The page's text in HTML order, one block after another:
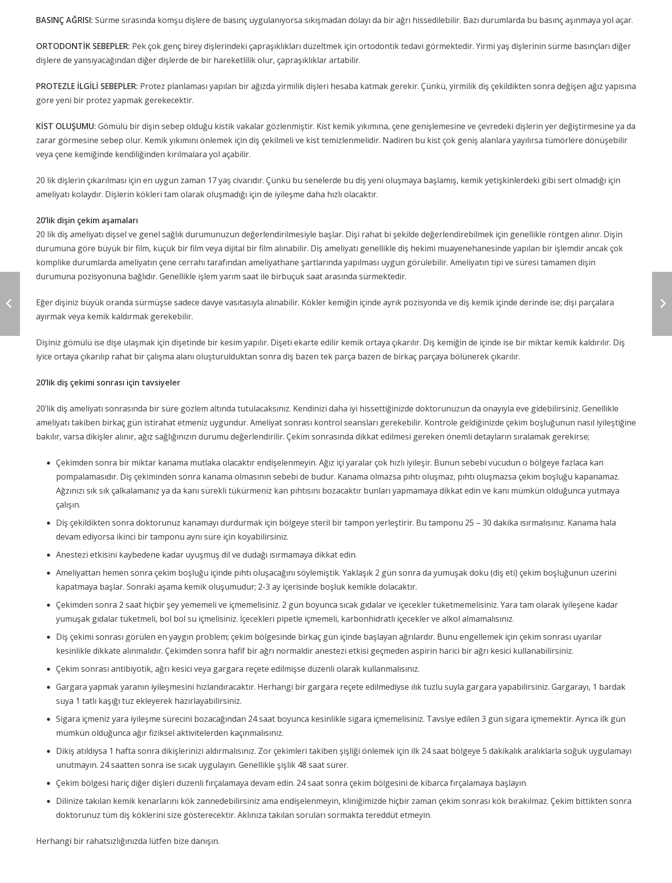
BASINÇ AĞRISI: Sürme sırasında komşu dişlere de basınç uygulanıyorsa sıkışmadan dolayı da bir ağrı hissedilebilir. Bazı durumlarda bu basınç aşınmaya yol açar.
ORTODONTİK SEBEPLER: Pek çok genç birey dişlerindeki çapraşıklıkları düzeltmek için ortodontik tedavi görmektedir. Yirmi yaş dişlerinin sürme basınçları diğer
dişlere de yansıyacağından diğer dişlerde de bir hareketlilik olur, çapraşıklıklar artabilir.
PROTEZLE İLGİLİ SEBEPLER: Protez planlaması yapılan bir ağızda yirmilik dişleri hesaba katmak gerekir. Çünkü, yirmilik diş çekildikten sonra değişen ağız yapısına
göre yeni bir protez yapmak gerekecektir.
KİST OLUŞUMU: Gömülü bir dişin sebep olduğu kistik vakalar gözlenmiştir. Kist kemik yıkımına, çene genişlemesine ve çevredeki dişlerin yer değiştirmesine ya da
zarar görmesine sebep olur. Kemik yıkımını önlemek için diş çekilmeli ve kist temizlenmelidir. Nadiren bu kist çok geniş alanlara yayılırsa tümörlere dönüşebilir
veya çene kemiğinde kendiliğinden kırılmalara yol açabilir.
20 lik dişlerin çıkarılması için en uygun zaman 17 yaş civarıdır. Çünkü bu senelerde bu diş yeni oluşmaya başlamış, kemik yetişkinlerdeki gibi sert olmadığı için
ameliyatı kolaydır. Dişlerin kökleri tam olarak oluşmadığı için de iyileşme daha hızlı olacaktır.
20’lik dişin çekim aşamaları
20 lik diş ameliyatı dişsel ve genel sağlık durumunuzun değerlendirilmesiyle başlar. Dişi rahat bi şekilde değerlendirebilmek için genellikle röntgen alınır. Dişin
durumuna göre büyük bir film, küçük bir film veya dijital bir film alınabilir. Diş ameliyatı genellikle diş hekimi muayenehanesinde yapılan bir işlemdir ancak çok
komplike durumlarda ameliyatın çene cerrahı tarafından ameliyathane şartlarında yapılması uygun görülebilir. Ameliyatın tipi ve süresi tamamen dişin
durumuna pozisyonuna bağlıdır. Genellikle işlem yarım saat ile birbuçuk saat arasında sürmektedir.
Eğer dişiniz büyük oranda sürmüşse sadece davye vasıtasıyla alınabilir. Kökler kemiğin içinde ayrık pozisyonda ve diş kemik içinde derinde ise; dişi parçalara
ayırmak veya kemik kaldırmak gerekebilir.
Dişiniz gömülü ise dişe ulaşmak için dişetinde bir kesim yapılır. Dişeti ekarte edilir kemik ortaya çıkarılır. Diş kemiğin de içinde ise bir miktar kemik kaldırılır. Diş
iyice ortaya çıkarılıp rahat bir çalışma alanı oluşturulduktan sonra diş bazen tek parça bazen de birkaç parçaya bölünerek çıkarılır.
20’lik diş çekimi sonrası için tavsiyeler
20’lik diş ameliyatı sonrasında bir süre gözlem altında tutulacaksınız. Kendinizi daha iyi hissettiğinizde doktorunuzun da onayıyla eve gidebilirsiniz. Genellikle
ameliyatı takiben birkaç gün istirahat etmeniz uygundur. Ameliyat sonrası kontrol seansları gerekebilir. Kontrole geldiğinizde çekim boşluğunun nasıl iyileştiğine
bakılır, varsa dikişler alınır, ağız sağlığınızın durumu değerlendirilir. Çekim sonrasında dikkat edilmesi gereken önemli detayların sıralamak gerekirse;
Çekimden sonra bir miktar kanama mutlaka olacaktır endişelenmeyin. Ağız içi yaralar çok hızlı iyileşir. Bunun sebebi vücudun o bölgeye fazlaca kan
pompalamasıdır. Diş çekiminden sonra kanama olmasının sebebi de budur. Kanama olmazsa pıhtı oluşmaz, pıhtı oluşmazsa çekim boşluğu kapanamaz.
Ağzınızı sık sık çalkalamanız ya da kanı sürekli tükürmeniz kan pıhtısını bozacaktır bunları yapmamaya dikkat edin ve kanı mümkün olduğunca yutmaya
çalışın.
Diş çekildikten sonra doktorunuz kanamayı durdurmak için bölgeye steril bir tampon yerleştirir. Bu tamponu 25 – 30 dakika ısırmalısınız. Kanama hala
devam ediyorsa ikinci bir tamponu aynı süre için koyabilirsiniz.
Anestezi etkisini kaybedene kadar uyuşmuş dil ve dudağı ısırmamaya dikkat edin.
Ameliyattan hemen sonra çekim boşluğu içinde pıhtı oluşacağını söylemiştik. Yaklaşık 2 gün sonra da yumuşak doku (diş eti) çekim boşluğunun üzerini
kapatmaya başlar. Sonraki aşama kemik oluşumudur; 2-3 ay içerisinde boşluk kemikle dolacaktır.
Çekimden sonra 2 saat hiçbir şey yememeli ve içmemelisiniz. 2 gün boyunca sıcak gıdalar ve içecekler tüketmemelisiniz. Yara tam olarak iyileşene kadar
yumuşak gıdalar tüketmeli, bol bol su içmelisiniz. İçecekleri pipetle içmemeli, karbonhidratlı içecekler ve alkol almamalısınız.
Diş çekimi sonrası görülen en yaygın problem; çekim bölgesinde birkaç gün içinde başlayan ağrılardır. Bunu engellemek için çekim sonrası uyarılar
kesinlikle dikkate alınmalıdır. Çekimden sonra hafif bir ağrı normaldir anestezi etkisi geçmeden aspirin harici bir ağrı kesici kullanabilirsiniz.
Çekim sonrası antibiyotik, ağrı kesici veya gargara reçete edilmişse düzenli olarak kullanmalısınız.
Gargara yapmak yaranın iyileşmesini hızlandıracaktır. Herhangi bir gargara reçete edilmediyse ılık tuzlu suyla gargara yapabilirsiniz. Gargarayı, 1 bardak
suya 1 tatlı kaşığı tuz ekleyerek hazırlayabilirsiniz.
Sigara içmeniz yara iyileşme sürecini bozacağından 24 saat boyunca kesinlikle sigara içmemelisiniz. Tavsiye edilen 3 gün sigara içmemektir. Ayrıca ilk gün
mümkün olduğunca ağır fiziksel aktivitelerden kaçınmalısınız.
Dikiş atıldıysa 1 hafta sonra dikişlerinizi aldırmalısınız. Zor çekimleri takiben şişliği önlemek için ilk 24 saat bölgeye 5 dakikalık aralıklarla soğuk uygulamayı
unutmayın. 24 saatten sonra ise sıcak uygulayın. Genellikle şişlik 48 saat sürer.
Çekim bölgesi hariç diğer dişleri düzenli fırçalamaya devam edin. 24 saat sonra çekim bölgesini de kibarca fırçalamaya başlayın.
Dilinize takılan kemik kenarlarını kök zannedebilirsiniz ama endişelenmeyin, kliniğimizde hiçbir zaman çekim sonrası kök bırakılmaz. Çekim bittikten sonra
doktorunuz tüm diş köklerini size gösterecektir. Aklınıza takılan soruları sormakta tereddüt etmeyin.
Herhangi bir rahatsızlığınızda lütfen bize danışın.